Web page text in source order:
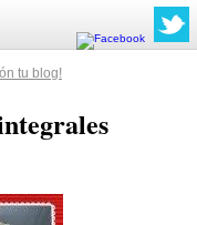
tu blog!